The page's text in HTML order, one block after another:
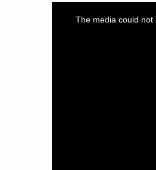
The media could not